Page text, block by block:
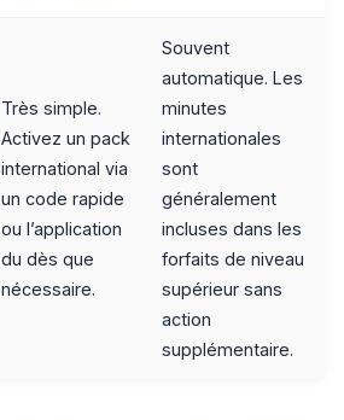
Très simple.
Activez un pack
international via
un code rapide
ou l’application
du dès que
nécessaire.
Souvent
automatique. Les
minutes
internationales
sont
généralement
incluses dans les
forfaits de niveau
supérieur sans
action
supplémentaire.